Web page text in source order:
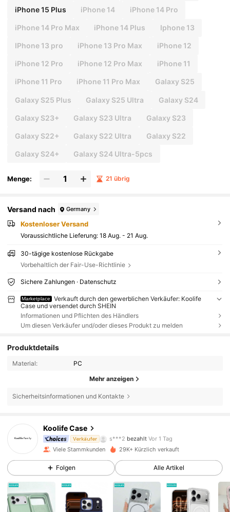
iPhone 15 Plus iPhone 14 iPhone 14 Pro
iPhone 14 Pro Max iPhone 14 Plus Iphone 13
IPhone 13 pro iPhone 13 Pro Max iPhone 12
iPhone 12 Pro iPhone 12 Pro Max iPhone 11
iPhone 11 Pro iPhone 11 Pro Max Galaxy S25
Galaxy S25 Plus Galaxy S25 Ultra Galaxy S24
Galaxy S23+ Galaxy S23 Ultra Galaxy S23
Galaxy S22+ Galaxy S22 Ultra Galaxy S22
Galaxy S24+ Galaxy S24 Ultra-5pcs
Menge: 21 übrig
Versand nach Germany
Kostenloser Versand
Voraussichtliche Lieferung: 18 Aug. - 21 Aug.
30-tägige kostenlose Rückgabe
Vorbehaltlich der Fair-Use-Richtlinie
Sichere Zahlungen · Datenschutz
Marketplace
Verkauft durch den gewerblichen Verkäufer: Koolife
Case und versendet durch SHEIN
Informationen und Pflichten des Händlers
Um diesen Verkäufer und/oder dieses Produkt zu melden
Produktdetails
Material: PC
Mehr anzeigen
Sicherheitsinformationen und Kontakte
Koolife Case
Verkäufer
4,83 527 Follower
s***2 bezahlt Vor 1 Tag
4,83 527 Follower
527 Follower
Viele Stammkunden 29K+ Kürzlich verkauft
Folgen Alle Artikel